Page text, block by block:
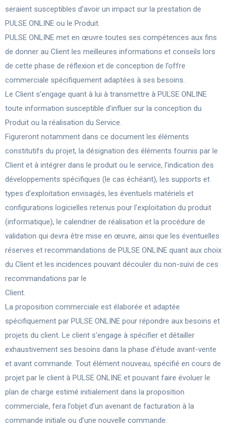
seraient susceptibles d’avoir un impact sur la prestation de
PULSE ONLINE ou le Produit.
PULSE ONLINE met en œuvre toutes ses compétences aux fins
de donner au Client les meilleures informations et conseils lors
de cette phase de réflexion et de conception de l’offre
commerciale spécifiquement adaptées à ses besoins.
Le Client s’engage quant à lui à transmettre à PULSE ONLINE
toute information susceptible d’influer sur la conception du
Produit ou la réalisation du Service.
Figureront notamment dans ce document les éléments
constitutifs du projet, la désignation des éléments fournis par le
Client et à intégrer dans le produit ou le service, l’indication des
développements spécifiques (le cas échéant), les supports et
types d’exploitation envisagés, les éventuels matériels et
configurations logicielles retenus pour l’exploitation du produit
(informatique), le calendrier de réalisation et la procédure de
validation qui devra être mise en œuvre, ainsi que les éventuelles
réserves et recommandations de PULSE ONLINE quant aux choix
du Client et les incidences pouvant découler du non-suivi de ces
recommandations par le
Client.
La proposition commerciale est élaborée et adaptée
spécifiquement par PULSE ONLINE pour répondre aux besoins et
projets du client. Le client s’engage à spécifier et détailler
exhaustivement ses besoins dans la phase d’étude avant-vente
et avant commande. Tout élément nouveau, spécifié en cours de
projet par le client à PULSE ONLINE et pouvant faire évoluer le
plan de charge estimé initialement dans la proposition
commerciale, fera l’objet d’un avenant de facturation à la
commande initiale ou d’une nouvelle commande.